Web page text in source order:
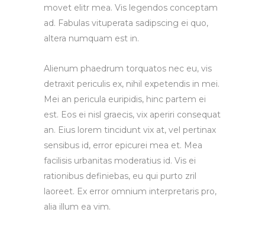
movet elitr mea. Vis legendos conceptam
ad. Fabulas vituperata sadipscing ei quo,
altera numquam est in.
Alienum phaedrum torquatos nec eu, vis
detraxit periculis ex, nihil expetendis in mei.
Mei an pericula euripidis, hinc partem ei
est. Eos ei nisl graecis, vix aperiri consequat
an. Eius lorem tincidunt vix at, vel pertinax
sensibus id, error epicurei mea et. Mea
facilisis urbanitas moderatius id. Vis ei
rationibus definiebas, eu qui purto zril
laoreet. Ex error omnium interpretaris pro,
alia illum ea vim.